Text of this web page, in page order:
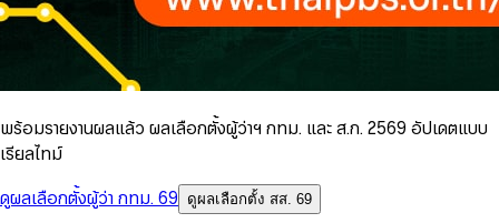
พร้อมรายงานผลแล้ว ผลเลือกตั้งผู้ว่าฯ กทม. และ ส.ก. 2569 อัปเดตแบบ
เรียลไทม์
ดูผลเลือกตั้งผู้ว่า กทม. 69
ดูผลเลือกตั้ง สส. 69